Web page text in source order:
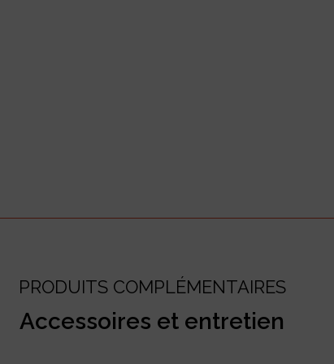
PRODUITS COMPLÉMENTAIRES
Accessoires et entretien